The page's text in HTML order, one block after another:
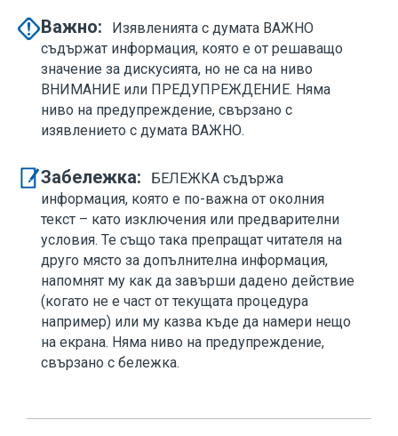
Важно:
Изявленията с думата ВАЖНО
съдържат информация, която е от решаващо
значение за дискусията, но не са на ниво
ВНИМАНИЕ или ПРЕДУПРЕЖДЕНИЕ. Няма
ниво на предупреждение, свързано с
изявлението с думата ВАЖНО.
Забележка:
БЕЛЕЖКА съдържа
информация, която е по-важна от околния
текст – като изключения или предварителни
условия. Те също така препращат читателя на
друго място за допълнителна информация,
напомнят му как да завърши дадено действие
(когато не е част от текущата процедура
например) или му казва къде да намери нещо
на екрана. Няма ниво на предупреждение,
свързано с бележка.